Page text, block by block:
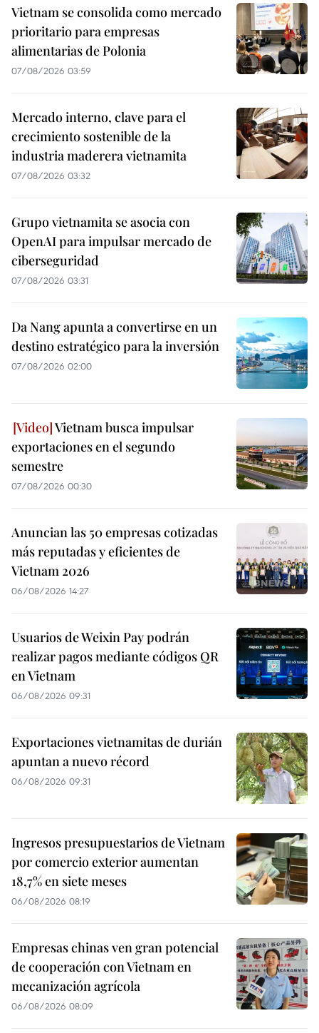
Vietnam se consolida como mercado
prioritario para empresas
alimentarias de Polonia
07/08/2026 03:59
Mercado interno, clave para el
crecimiento sostenible de la
industria maderera vietnamita
07/08/2026 03:32
Grupo vietnamita se asocia con
OpenAI para impulsar mercado de
ciberseguridad
07/08/2026 03:31
Da Nang apunta a convertirse en un
destino estratégico para la inversión
07/08/2026 02:00
Vietnam busca impulsar
exportaciones en el segundo
semestre
07/08/2026 00:30
Anuncian las 50 empresas cotizadas
más reputadas y eficientes de
Vietnam 2026
06/08/2026 14:27
Usuarios de Weixin Pay podrán
realizar pagos mediante códigos QR
en Vietnam
06/08/2026 09:31
Exportaciones vietnamitas de durián
apuntan a nuevo récord
06/08/2026 09:31
Ingresos presupuestarios de Vietnam
por comercio exterior aumentan
18,7% en siete meses
06/08/2026 08:19
Empresas chinas ven gran potencial
de cooperación con Vietnam en
mecanización agrícola
06/08/2026 08:09